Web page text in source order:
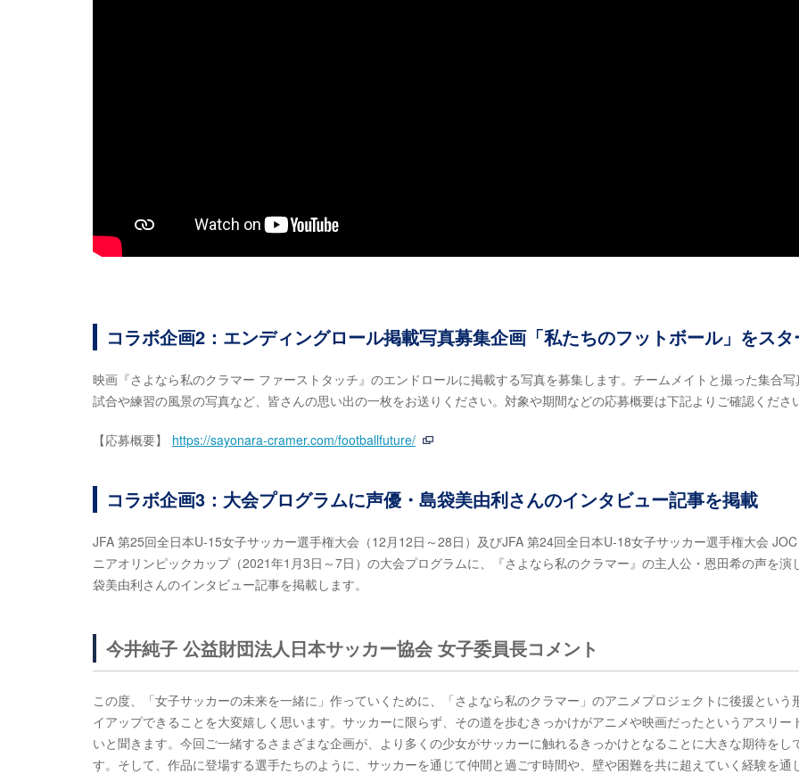
コラボ企画2：エンディングロール掲載写真募集企画「私たちのフットボール」をスタ
映画『さよなら私のクラマー ファーストタッチ』のエンドロールに掲載する写真を募集します。チームメイトと撮った集合写
試合や練習の風景の写真など、皆さんの思い出の一枚をお送りください。対象や期間などの応募概要は下記よりご確認ください
【応募概要】 https://sayonara-cramer.com/footballfuture/
コラボ企画3：大会プログラムに声優・島袋美由利さんのインタビュー記事を掲載
JFA 第25回全日本U-15女子サッカー選手権大会（12月12日～28日）及びJFA 第24回全日本U-18女子サッカー選手権大会 JOC
ニアオリンピックカップ（2021年1月3日～7日）の大会プログラムに、『さよなら私のクラマー』の主人公・恩田希の声を演
袋美由利さんのインタビュー記事を掲載します。
今井純子 公益財団法人日本サッカー協会 女子委員長コメント
この度、「女子サッカーの未来を一緒に」作っていくために、「さよなら私のクラマー」のアニメプロジェクトに後援という
イアップできることを大変嬉しく思います。サッカーに限らず、その道を歩むきっかけがアニメや映画だったというアスリー
いと聞きます。今回ご一緒するさまざまな企画が、より多くの少女がサッカーに触れるきっかけとなることに大きな期待をし
す。そして、作品に登場する選手たちのように、サッカーを通じて仲間と過ごす時間や、壁や困難を共に超えていく経験を通